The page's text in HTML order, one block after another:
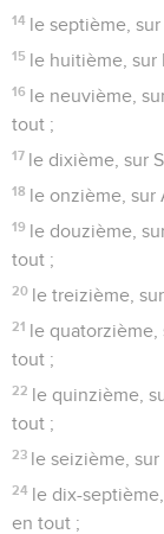
14 le septième, sur
15 le huitième, sur
16 le neuvième,
tout ;
17 le dixième, sur
18 le onzième, sur
19 le douzième,
tout ;
20 le treizième,
21 le quatorzième,
tout ;
22 le quinzième,
tout ;
23 le seizième, sur
24 le dix-
en tout ;